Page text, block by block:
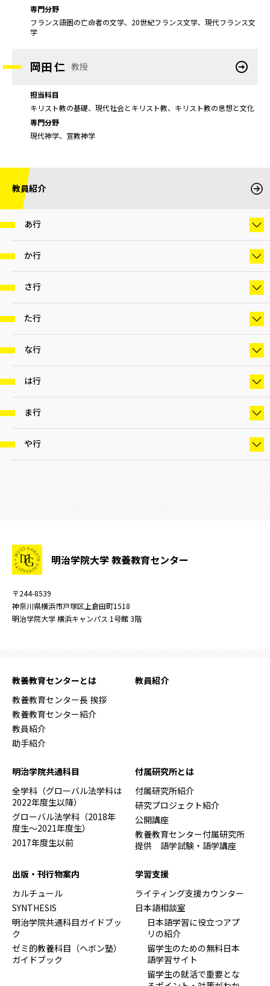
専門分野
フランス語圏の亡命者の文学、20世紀フランス文学、現代フランス文
学
岡田 仁 教授
担当科目
キリスト教の基礎、現代社会とキリスト教、キリスト教の思想と文化
専門分野
現代神学、宣教神学
教員紹介
あ行
か行
さ行
た行
な行
は行
ま行
や行
明治学院大学 教養教育センター
〒244-8539
神奈川県横浜市戸塚区上倉田町1518
明治学院大学 横浜キャンパス 1号館 3階
教養教育センターとは
教養教育センター長 挨拶
教養教育センター紹介
教員紹介
助手紹介
教員紹介
明治学院共通科目
全学科（グローバル法学科は
2022年度生以降）
グローバル法学科（2018年
度生～2021年度生）
2017年度生以前
付属研究所とは
付属研究所紹介
研究プロジェクト紹介
公開講座
教養教育センター付属研究所
提供 語学試験・語学講座
出版・刊行物案内
カルチュール
SYNTHESIS
明治学院共通科目ガイドブッ
ク
ゼミ的教養科目（ヘボン塾）
ガイドブック
学習支援
ライティング支援カウンター
日本語相談室
日本語学習に役立つアプ
リの紹介
留学生のための無料日本
語学習サイト
留学生の就活で重要とな